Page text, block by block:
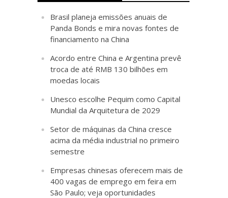
Brasil planeja emissões anuais de
Panda Bonds e mira novas fontes de
financiamento na China
Acordo entre China e Argentina prevê
troca de até RMB 130 bilhões em
moedas locais
Unesco escolhe Pequim como Capital
Mundial da Arquitetura de 2029
Setor de máquinas da China cresce
acima da média industrial no primeiro
semestre
Empresas chinesas oferecem mais de
400 vagas de emprego em feira em
São Paulo; veja oportunidades